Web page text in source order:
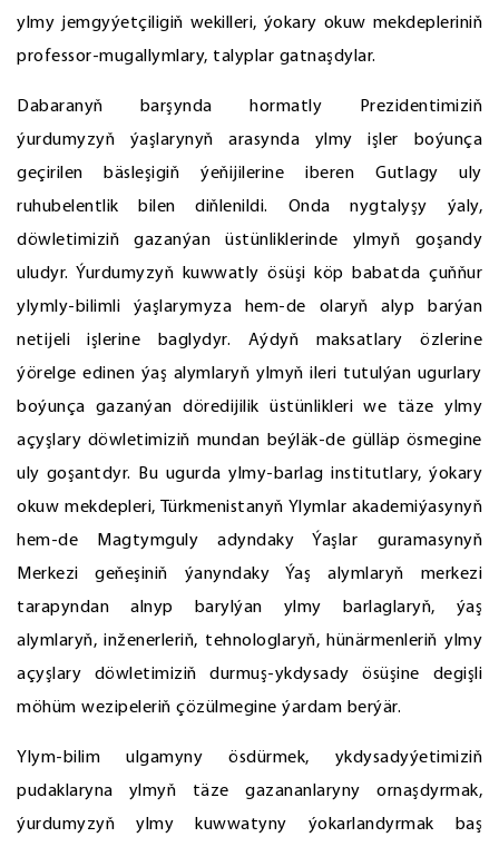
ylmy jemgyýetçiligiň wekilleri, ýokary okuw mekdepleriniň
professor-mugallymlary, talyplar gatnaşdylar.
Dabaranyň barşynda hormatly Prezidentimiziň
ýurdumyzyň ýaşlarynyň arasynda ylmy işler boýunça
geçirilen bäsleşigiň ýeňijilerine iberen Gutlagy uly
ruhubelentlik bilen diňlenildi. Onda nygtalyşy ýaly,
döwletimiziň gazanýan üstünliklerinde ylmyň goşandy
uludyr. Ýurdumyzyň kuwwatly ösüşi köp babatda çuňňur
ylymly-bilimli ýaşlarymyza hem-de olaryň alyp barýan
netijeli işlerine baglydyr. Aýdyň maksatlary özlerine
ýörelge edinen ýaş alymlaryň ylmyň ileri tutulýan ugurlary
boýunça gazanýan döredijilik üstünlikleri we täze ylmy
açyşlary döwletimiziň mundan beýläk-de gülläp ösmegine
uly goşantdyr. Bu ugurda ylmy-barlag institutlary, ýokary
okuw mekdepleri, Türkmenistanyň Ylymlar akademiýasynyň
hem-de Magtymguly adyndaky Ýaşlar guramasynyň
Merkezi geňeşiniň ýanyndaky Ýaş alymlaryň merkezi
tarapyndan alnyp barylýan ylmy barlaglaryň, ýaş
alymlaryň, inženerleriň, tehnologlaryň, hünärmenleriň ylmy
açyşlary döwletimiziň durmuş-ykdysady ösüşine degişli
möhüm wezipeleriň çözülmegine ýardam berýär.
Ylym-bilim ulgamyny ösdürmek, ykdysadyýetimiziň
pudaklaryna ylmyň täze gazananlaryny ornaşdyrmak,
ýurdumyzyň ylmy kuwwatyny ýokarlandyrmak baş